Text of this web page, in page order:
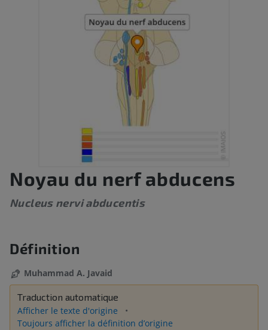
Noyau du nerf abducens
Nucleus nervi abducentis
Définition
Muhammad A. Javaid
Traduction automatique
Afficher le texte d'origine
Toujours afficher la définition d’origine